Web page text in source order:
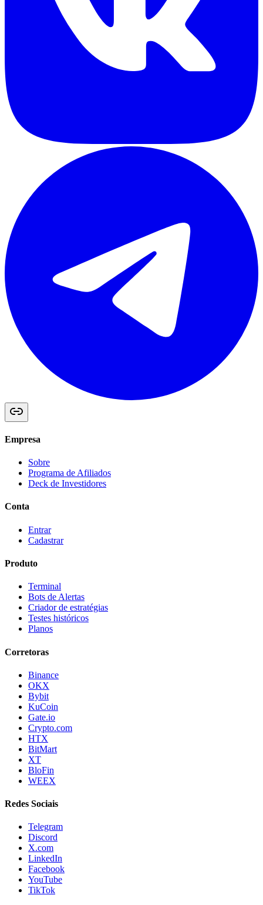
Empresa
Sobre
Programa de Afiliados
Deck de Investidores
Conta
Entrar
Cadastrar
Produto
Terminal
Bots de Alertas
Criador de estratégias
Testes históricos
Planos
Corretoras
Binance
OKX
Bybit
KuCoin
Gate.io
Crypto.com
HTX
BitMart
XT
BloFin
WEEX
Redes Sociais
Telegram
Discord
X.com
LinkedIn
Facebook
YouTube
TikTok